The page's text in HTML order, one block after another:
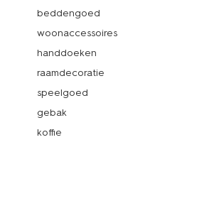
beddengoed
woonaccessoires
handdoeken
raamdecoratie
speelgoed
gebak
koffie